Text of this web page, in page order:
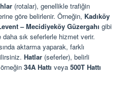
(rotalar), genellikle trafiğin
göre belirlenir. Örneğin, Kadıköy
– Mecidiyeköy Güzergahı gibi
sık seferlerle hizmet verir.
aktarma yaparak, farklı
Hatlar (seferler), belirli
34A Hattı veya 500T Hattı